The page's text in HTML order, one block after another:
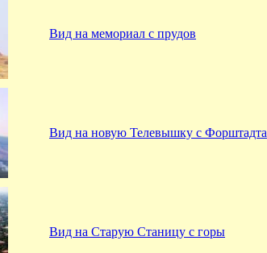
Вид на мемориал с прудов
Вид на новую Телевышку с Форштадта
Вид на Старую Станицу с горы